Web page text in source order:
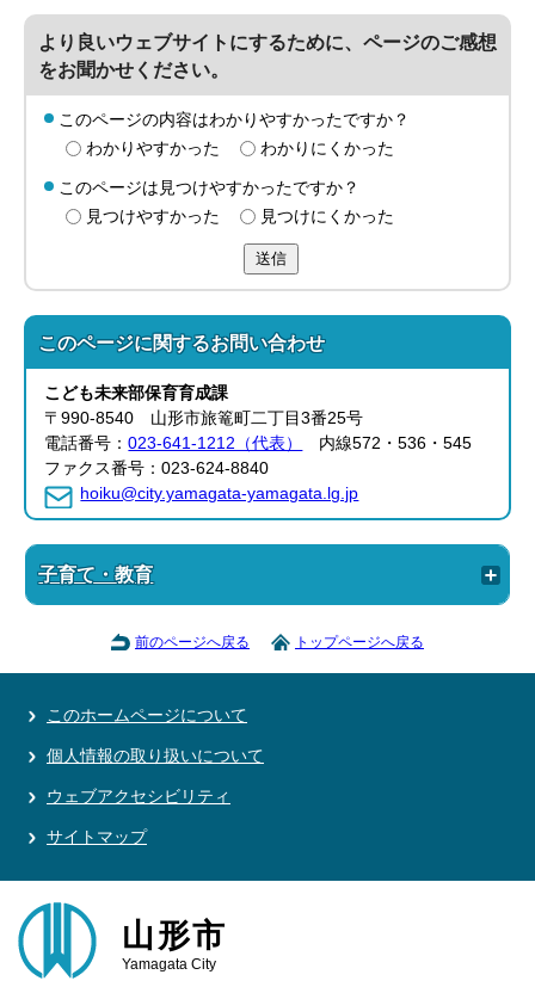
より良いウェブサイトにするために、ページのご感想
をお聞かせください。
このページの内容はわかりやすかったですか？
わかりやすかった
わかりにくかった
このページは見つけやすかったですか？
見つけやすかった
見つけにくかった
送信
このページに関するお問い合わせ
こども未来部保育育成課
〒990-8540 山形市旅篭町二丁目3番25号
電話番号：023-641-1212（代表）
内線572・536・545
ファクス番号：023-624-8840
hoiku@city.yamagata-yamagata.lg.jp
子育て・教育
前のページへ戻る トップページへ戻る
このホームページについて
個人情報の取り扱いについて
ウェブアクセシビリティ
サイトマップ
山形市
Yamagata City